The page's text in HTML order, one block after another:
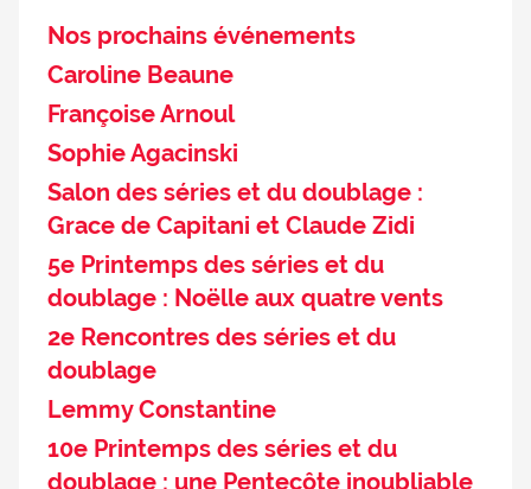
Nos prochains événements
Caroline Beaune
Françoise Arnoul
Sophie Agacinski
Salon des séries et du doublage :
Grace de Capitani et Claude Zidi
5e Printemps des séries et du
doublage : Noëlle aux quatre vents
2e Rencontres des séries et du
doublage
Lemmy Constantine
10e Printemps des séries et du
doublage : une Pentecôte inoubliable